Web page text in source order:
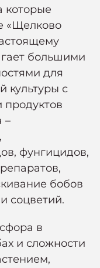
которые
«Щелково
большими
для
культуры с
–
фунгицидов,
бобов
соцветий.
в
и сложности